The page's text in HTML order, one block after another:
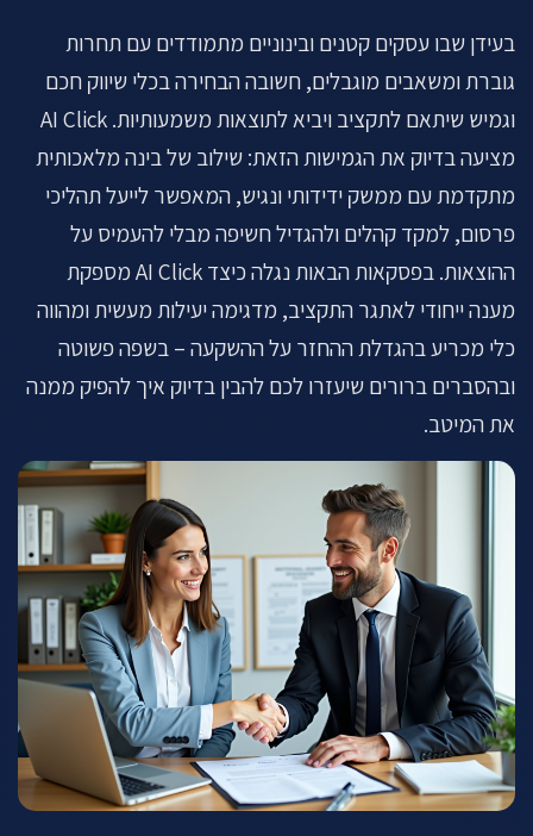
ניוזלטר
לתיאום שיחה ←
בעידן שבו עסקים קטנים ובינוניים מתמודדים עם תחרות
גוברת ומשאבים מוגבלים, חשובה הבחירה בכלי שיווק חכם
וגמיש שיתאם לתקציב ויביא לתוצאות משמעותיות. AI Click
מציעה בדיוק את הגמישות הזאת: שילוב של בינה מלאכותית
מתקדמת עם ממשק ידידותי ונגיש, המאפשר לייעל תהליכי
פרסום, למקד קהלים ולהגדיל חשיפה מבלי להעמיס על
ההוצאות. בפסקאות הבאות נגלה כיצד AI Click מספקת
מענה ייחודי לאתגר התקציב, מדגימה יעילות מעשית ומהווה
כלי מכריע בהגדלת ההחזר על ההשקעה – בשפה פשוטה
ובהסברים ברורים שיעזרו לכם להבין בדיוק איך להפיק ממנה
את המיטב.